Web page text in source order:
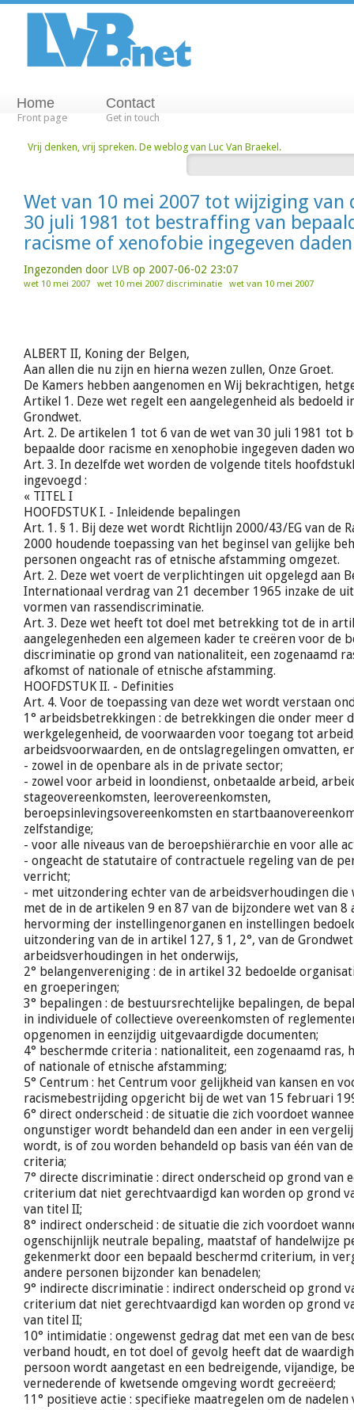
Home
Front page
Contact
Get in touch
Vrij denken, vrij spreken. De weblog van Luc Van Braekel.
Wet van 10 mei 2007 tot wijziging van
30 juli 1981 tot bestraffing van
racisme of xenofobie ingegeven daden
Ingezonden door LVB op 2007-06-02 23:07
wet 10 mei 2007 wet 10 mei 2007 discriminatie wet van 10 mei 2007
ALBERT II, Koning der Belgen,
Aan allen die nu zijn en hierna wezen zullen, Onze Groet.
De Kamers hebben aangenomen en Wij bekrachtigen,
Artikel 1. Deze wet regelt een aangelegenheid als bedoeld
Grondwet.
Art. 2. De artikelen 1 tot 6 van de wet van 30 juli 1981 tot
bepaalde door racisme en xenophobie ingegeven daden
Art. 3. In dezelfde wet worden de volgende titels
ingevoegd :
« TITEL I
HOOFDSTUK I. - Inleidende bepalingen
Art. 1. § 1. Bij deze wet wordt Richtlijn 2000/43/EG van de
2000 houdende toepassing van het beginsel van gelijke
personen ongeacht ras of etnische afstamming omgezet.
Art. 2. Deze wet voert de verplichtingen uit opgelegd aan
Internationaal verdrag van 21 december 1965 inzake de
vormen van rassendiscriminatie.
Art. 3. Deze wet heeft tot doel met betrekking tot de in
aangelegenheden een algemeen kader te creëren voor de
discriminatie op grond van nationaliteit, een zogenaamd
afkomst of nationale of etnische afstamming.
HOOFDSTUK II. - Definities
Art. 4. Voor de toepassing van deze wet wordt verstaan
1° arbeidsbetrekkingen : de betrekkingen die onder meer
werkgelegenheid, de voorwaarden voor toegang tot
arbeidsvoorwaarden, en de ontslagregelingen omvatten,
- zowel in de openbare als in de private sector;
- zowel voor arbeid in loondienst, onbetaalde arbeid,
stageovereenkomsten, leerovereenkomsten,
beroepsinlevingsovereenkomsten en
zelfstandige;
- voor alle niveaus van de beroepshiërarchie en voor alle
- ongeacht de statutaire of contractuele regeling van de
verricht;
- met uitzondering echter van de arbeidsverhoudingen die
met de in de artikelen 9 en 87 van de bijzondere wet van
hervorming der instellingenorganen en instellingen
uitzondering van de in artikel 127, § 1, 2°, van de
arbeidsverhoudingen in het onderwijs,
2° belangenvereniging : de in artikel 32 bedoelde
en groeperingen;
3° bepalingen : de bestuursrechtelijke bepalingen, de
in individuele of collectieve overeenkomsten of
opgenomen in eenzijdig uitgevaardigde documenten;
4° beschermde criteria : nationaliteit, een zogenaamd ras,
of nationale of etnische afstamming;
5° Centrum : het Centrum voor gelijkheid van kansen en
racismebestrijding opgericht bij de wet van 15 februari
6° direct onderscheid : de situatie die zich voordoet
ongunstiger wordt behandeld dan een ander in een
wordt, is of zou worden behandeld op basis van één van
criteria;
7° directe discriminatie : direct onderscheid op grond van
criterium dat niet gerechtvaardigd kan worden op grond
van titel II;
8° indirect onderscheid : de situatie die zich voordoet
ogenschijnlijk neutrale bepaling, maatstaf of handelwijze
gekenmerkt door een bepaald beschermd criterium, in
andere personen bijzonder kan benadelen;
9° indirecte discriminatie : indirect onderscheid op grond
criterium dat niet gerechtvaardigd kan worden op grond
van titel II;
10° intimidatie : ongewenst gedrag dat met een van de
verband houdt, en tot doel of gevolg heeft dat de
persoon wordt aangetast en een bedreigende, vijandige,
vernederende of kwetsende omgeving wordt gecreëerd;
11° positieve actie : specifieke maatregelen om de